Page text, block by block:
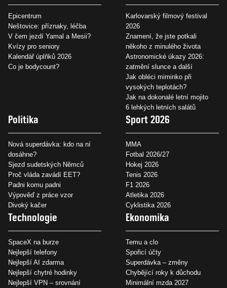
Epicentrum
Neštovice: příznaky, léčba
V čem jezdí Yamal a Mesii?
Kvízy pro seniory
Kalendář úplňků 2026
Co je bodycount?
Karlovarský filmový festival
2026
Znamení, že jste potkali
někoho z minulého života
Astronomické úkazy 2026:
zatmění slunce a další
Jak obléci miminko při
vysokých teplotách?
Jak na dokonalé letní mojito
6 lehkých letních salátů
Politika
Nová superdávka: kdo na ní
dosáhne?
Sjezd sudetských Němců
Proč vláda zavádí EET?
Padni komu padni
Výpověď z práce vzor
Divoký kačer
Sport 2026
MMA
Fotbal 2026/27
Hokej 2026
Tenis 2026
F1 2026
Atletika 2026
Cyklistika 2026
Technologie
SpaceX na burze
Nejlepší telefony
Nejlepší AI zdarma
Nejlepší chytré hodinky
Nejlepší VPN – srovnání
Ekonomika
Temu a clo
Spořicí účty
Superdávka – změny
Chybějící roky k důchodu
Minimální mzda 2027